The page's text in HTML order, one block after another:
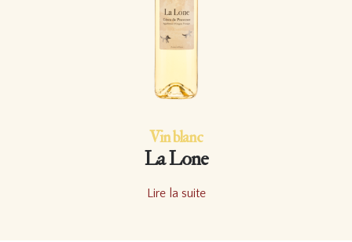
Vin blanc
La Lone
Lire la suite